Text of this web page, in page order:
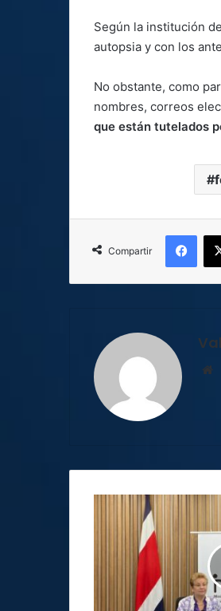
Según la institución
autopsia y con los
No obstante, como
nombres, correos
que están tutelados
Compartir
Viceministra
Educación